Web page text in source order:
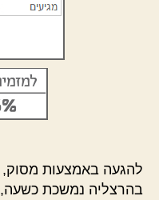
להגעה באמצעות
בהרצליה נמשכת כשעה,